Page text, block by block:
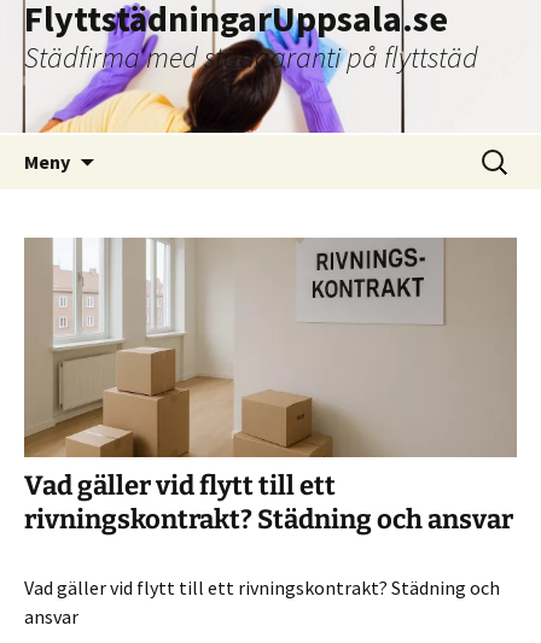
FlyttstädningarUppsala.se
Städfirma med städgaranti på flyttstäd
Meny
Sök
efter:
Vad gäller vid flytt till ett
rivningskontrakt? Städning och ansvar
Vad gäller vid flytt till ett rivningskontrakt? Städning och
ansvar